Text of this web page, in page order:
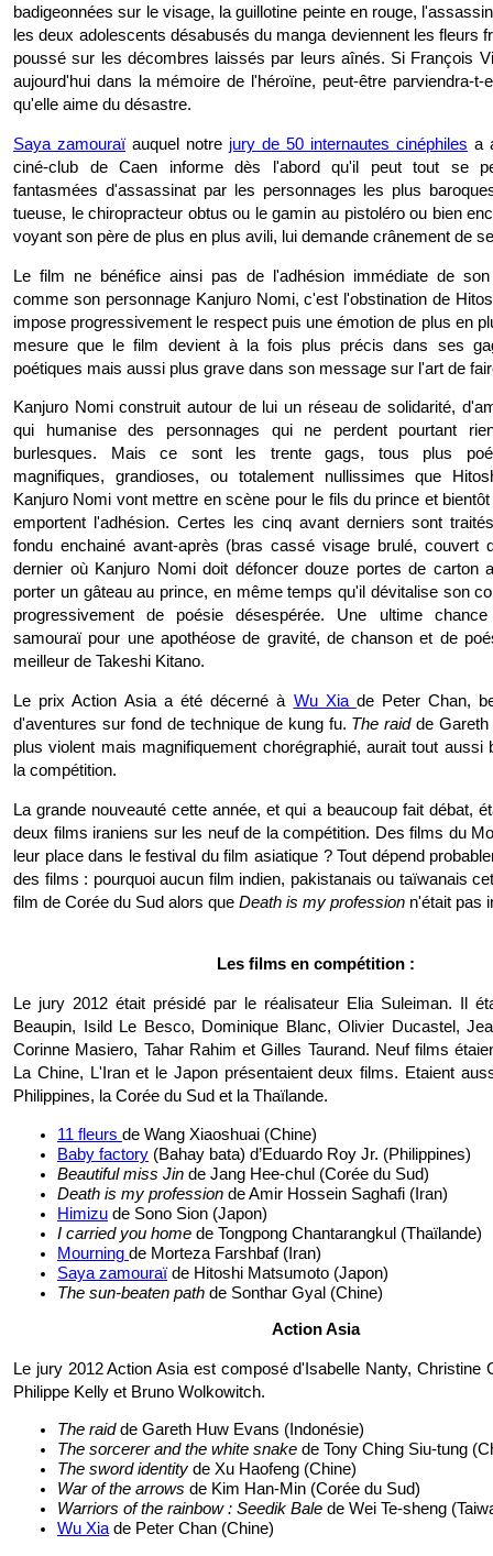
badigeonnées sur le visage, la guillotine peinte en rouge,
les deux adolescents désabusés du manga deviennent les fleurs
poussé sur les décombres laissés par leurs aînés. Si François
aujourd'hui dans la mémoire de l'héroïne, peut-être parviendra-t-
qu'elle aime du désastre.
Saya zamouraïauquel notre jury de 50 internautes cinéphiles a
ciné-club de Caen informe dès l'abord qu'il peut tout se
fantasmées d'assassinat par les personnages les plus
tueuse, le chiropracteur obtus ou le gamin au pistoléro ou bien
voyant son père de plus en plus avili, lui demande crânement de
Le film ne bénéfice ainsi pas de l'adhésion immédiate de
comme son personnage Kanjuro Nomi, c'est l'obstination de
impose progressivement le respect puis une émotion de plus en
mesure que le film devient à la fois plus précis dans ses
poétiques mais aussi plus grave dans son message sur l'art de
Kanjuro Nomi construit autour de lui un réseau de solidarité,
qui humanise des personnages qui ne perdent pourtant
burlesques. Mais ce sont les trente gags, tous plus
magnifiques, grandioses, ou totalement nullissimes que
Kanjuro Nomi vont mettre en scène pour le fils du prince et
emportent l'adhésion. Certes les cinq avant derniers sont
fondu enchainé avant-après (bras cassé visage brulé, couvert
dernier où Kanjuro Nomi doit défoncer douze portes de carton
porter un gâteau au prince, en même temps qu'il dévitalise son
progressivement de poésie désespérée. Une ultime
samouraï pour une apothéose de gravité, de chanson et de
meilleur de Takeshi Kitano.
Le prix Action Asia a été décerné à Wu Xia de Peter Chan,
d'aventures sur fond de technique de kung fu. The raidde Gareth
plus violent mais magnifiquement chorégraphié, aurait tout aussi
la compétition.
La grande nouveauté cette année, et qui a beaucoup fait débat,
deux films iraniens sur les neuf de la compétition. Des films du
leur place dans le festival du film asiatique ? Tout dépend
des films : pourquoi aucun film indien, pakistanais ou taïwanais
film de Corée du Sud alors que Death is my profession n'était pas
Les films en compétition :
Le jury 2012 était présidé par le réalisateur Elia Suleiman. Il
Beaupin, Isild Le Besco, Dominique Blanc, Olivier Ducastel,
Corinne Masiero, Tahar Rahim et Gilles Taurand. Neuf films
La Chine, L'Iran et le Japon présentaient deux films. Etaient
Philippines, la Corée du Sud et la Thaïlande.
11 fleurs de Wang Xiaoshuai (Chine)
Baby factory (Bahay bata) d’Eduardo Roy Jr. (Philippines)
Beautiful miss Jin de Jang Hee-chul (Corée du Sud)
Death is my profession de Amir Hossein Saghafi (Iran)
Himizu de Sono Sion (Japon)
I carried you home de Tongpong Chantarangkul (Thaïlande)
Mourning de Morteza Farshbaf (Iran)
Saya zamouraïde Hitoshi Matsumoto (Japon)
The sun-beaten path de Sonthar Gyal (Chine)
Action Asia
Le jury 2012 Action Asia est composé d'Isabelle Nanty, Christine
Philippe Kelly et Bruno Wolkowitch.
The raidde Gareth Huw Evans (Indonésie)
The sorcerer and the white snake de Tony Ching Siu-tung
The sword identity de Xu Haofeng (Chine)
War of the arrows de Kim Han-Min (Corée du Sud)
Warriors of the rainbow : Seedik Bale de Wei Te-sheng
Wu Xiade Peter Chan (Chine)